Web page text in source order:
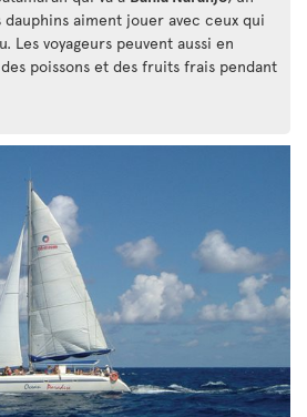
aiment jouer avec ceux qui
Les voyageurs peuvent aussi en
poissons et des fruits frais pendant